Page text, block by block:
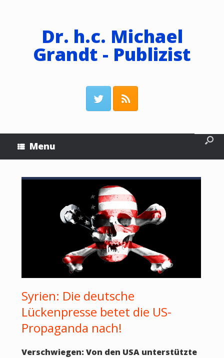
Dr. h.c. Michael
Grandt - Publizist
Menu
Syrien: Die deutsche
Lückenpresse betet die US-
Propaganda nach!
Verschwiegen: Von den USA unterstützte